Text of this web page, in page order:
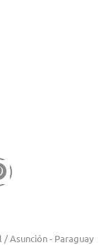
/ Asunción - Paraguay